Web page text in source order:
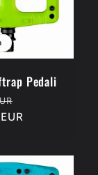
Pedali
scontato